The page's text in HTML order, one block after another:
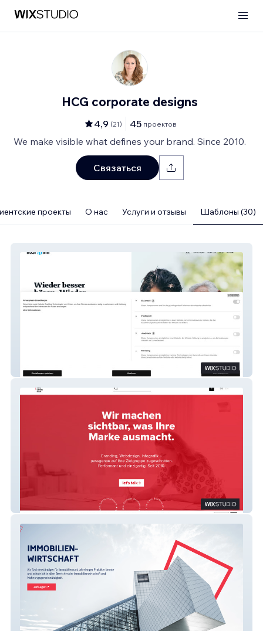
HCG corporate designs
4,9 (21) 45 проектов
We make visible what defines your brand. Since 2010.
Связаться
проекты О нас Услуги и отзывы Шаблоны (30)
hearInn
HCG corporate designs